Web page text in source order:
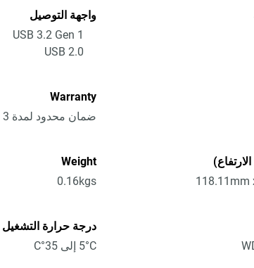
واجهة التوصيل
USB 3.2 Gen 1
USB 2.0
Warranty
ضمان محدود لمدة 3 أعوام
118.11mm
Weight
0.16kgs
درجة حرارة التشغيل
5°C إلى 35°C